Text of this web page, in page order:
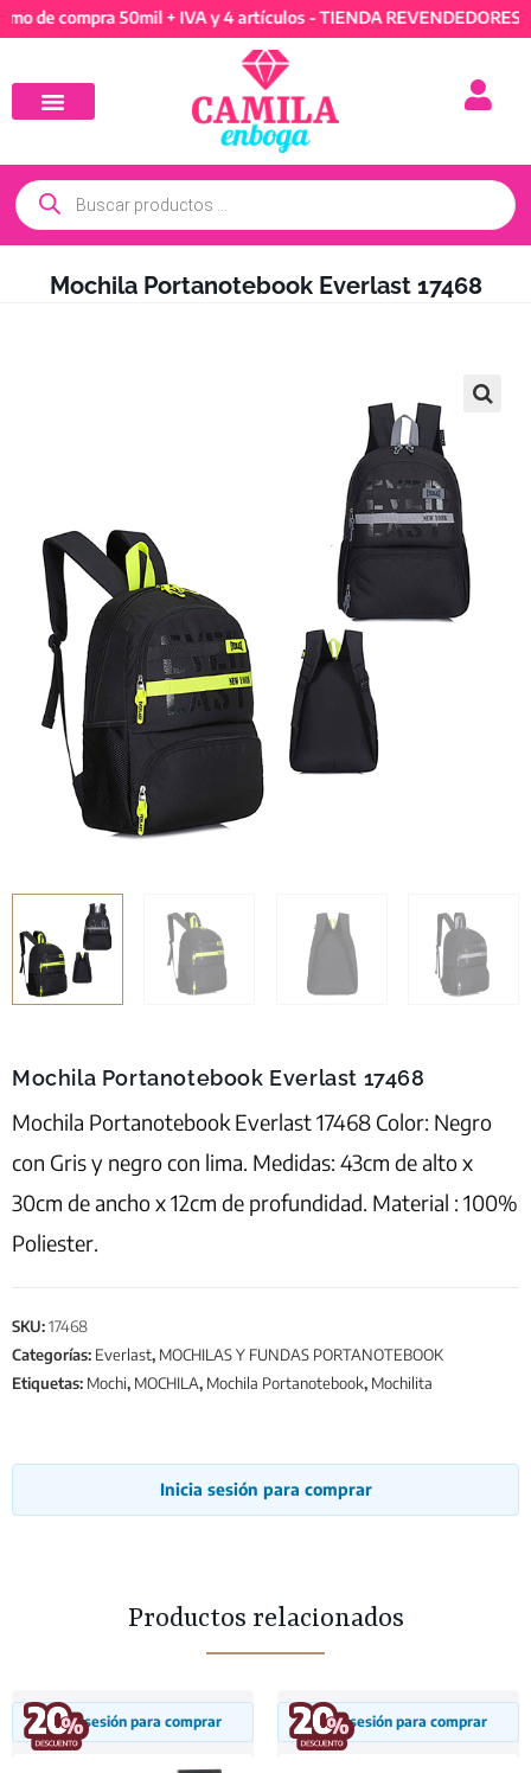
de compra 50mil + IVA y 4 artículos - TIENDA
Mochila Portanotebook Everlast 17468
Mochila Portanotebook Everlast 17468
Mochila Portanotebook Everlast 17468 Color: Negro
con Gris y negro con lima. Medidas: 43cm de alto x
30cm de ancho x 12cm de profundidad. Material : 100%
Poliester.
SKU:17468
Categorías: Everlast, MOCHILAS Y FUNDAS PORTANOTEBOOK
Etiquetas: Mochi, MOCHILA, Mochila Portanotebook, Mochilita
Inicia sesión para comprar
Productos relacionados
Inicia sesión para comprar Inicia sesión para comprar